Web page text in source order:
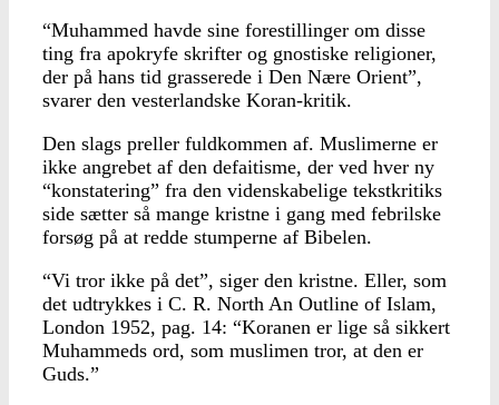
“Muhammed havde sine forestillinger om disse
ting fra apokryfe skrifter og gnostiske religioner,
der på hans tid grasserede i Den Nære Orient”,
svarer den vesterlandske Koran-kritik.
Den slags preller fuldkommen af. Muslimerne er
ikke angrebet af den defaitisme, der ved hver ny
“konstatering” fra den videnskabelige tekstkritiks
side sætter så mange kristne i gang med febrilske
forsøg på at redde stumperne af Bibelen.
“Vi tror ikke på det”, siger den kristne. Eller, som
det udtrykkes i C. R. North An Outline of Islam,
London 1952, pag. 14: “Koranen er lige så sikkert
Muhammeds ord, som muslimen tror, at den er
Guds.”